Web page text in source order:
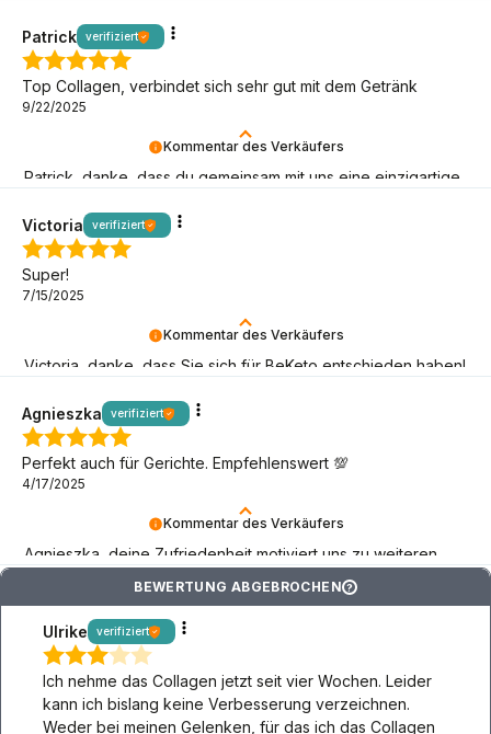
Kommentar des Verkäufers
Patrick, danke, dass du gemeinsam mit uns eine einzigartige
Patrick verifiziert
Top Collagen, verbindet sich sehr gut mit dem Getränk
9/22/2025
Kommentar des Verkäufers
Victoria, danke, dass Sie sich für BeKeto entschieden haben!
Keto Abenteuer fortsetzen!
Victoria verifiziert
Super!
7/15/2025
Kommentar des Verkäufers
Agnieszka, deine Zufriedenheit motiviert uns zu weiteren
Agnieszka verifiziert
Perfekt auch für Gerichte. Empfehlenswert 💯
4/17/2025
BEWERTUNG ABGEBROCHEN ?
Ulrike verifiziert
Ich nehme das Collagen jetzt seit vier Wochen. Leider
kann ich bislang keine Verbesserung verzeichnen.
Weder bei meinen Gelenken, für das ich das Collagen